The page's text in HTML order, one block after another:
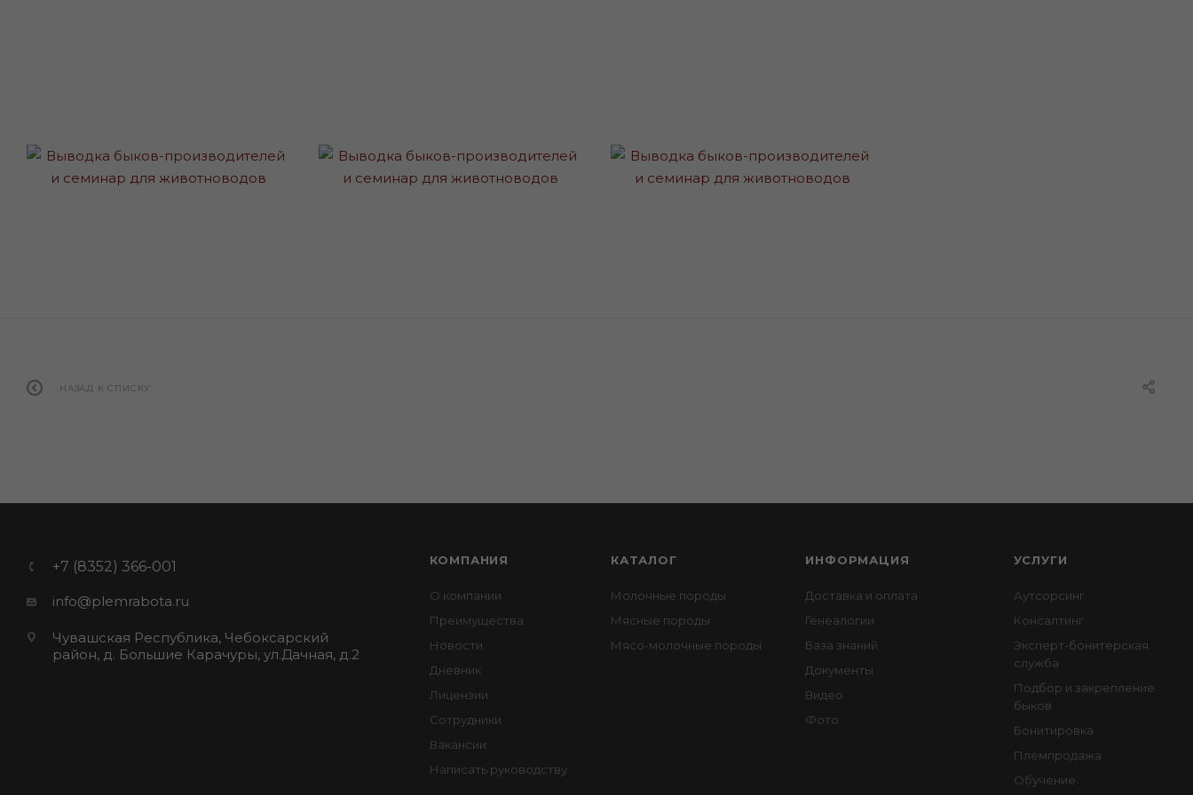
НАЗАД К СПИСКУ
+7 (8352) 366-001
info@plemrabota.ru
Чувашская Республика, Чебоксарский
район, д. Большие Карачуры, ул.Дачная, д.2
КОМПАНИЯ
О компании
Преимущества
Новости
Дневник
Лицензии
Сотрудники
Вакансии
Написать руководству
КАТАЛОГ
Молочные породы
Мясные породы
Мясо-молочные породы
ИНФОРМАЦИЯ
Доставка и оплата
Генеалогии
База знаний
Документы
Видео
Фото
УСЛУГИ
Аутсорсинг
Консалтинг
Эксперт-бонитерская
служба
Подбор и закрепление
быков
Бонитировка
Племпродажа
Обучение